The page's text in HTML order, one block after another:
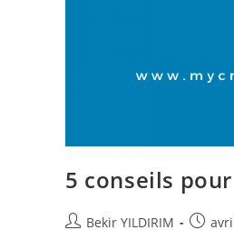
5 conseils
Auteur/autrice
Bekir YILDIRIM